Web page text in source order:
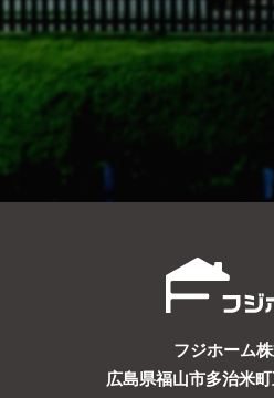
フジホーム
広島県福山市多治米